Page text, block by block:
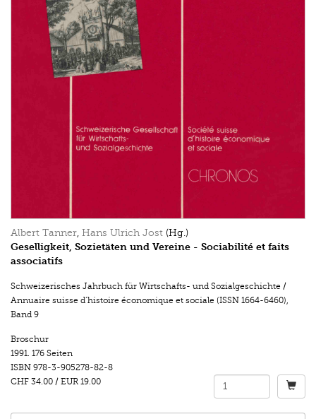
Albert Tanner Hans Ulrich Jost (Hg.)
Geselligkeit, Sozietäten und Vereine - Sociabilité et faits
associatifs
Schweizerisches Jahrbuch für Wirtschafts- und Sozialgeschichte /
Annuaire suisse d’histoire économique et sociale (ISSN 1664-6460),
Band 9
Broschur
1991. 176 Seiten
ISBN 978-3-905278-82-8
CHF 34.00 / EUR 19.00